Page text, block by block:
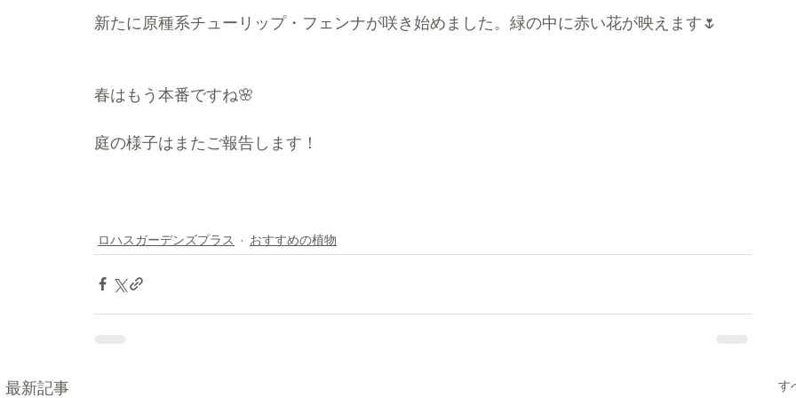
新たに原種系チューリップ・フェンナが咲き始めました。緑の中に赤い花が映えます🌷
春はもう本番ですね🌸
庭の様子はまたご報告します！
ロハスガーデンズプラス おすすめの植物
最新記事 す